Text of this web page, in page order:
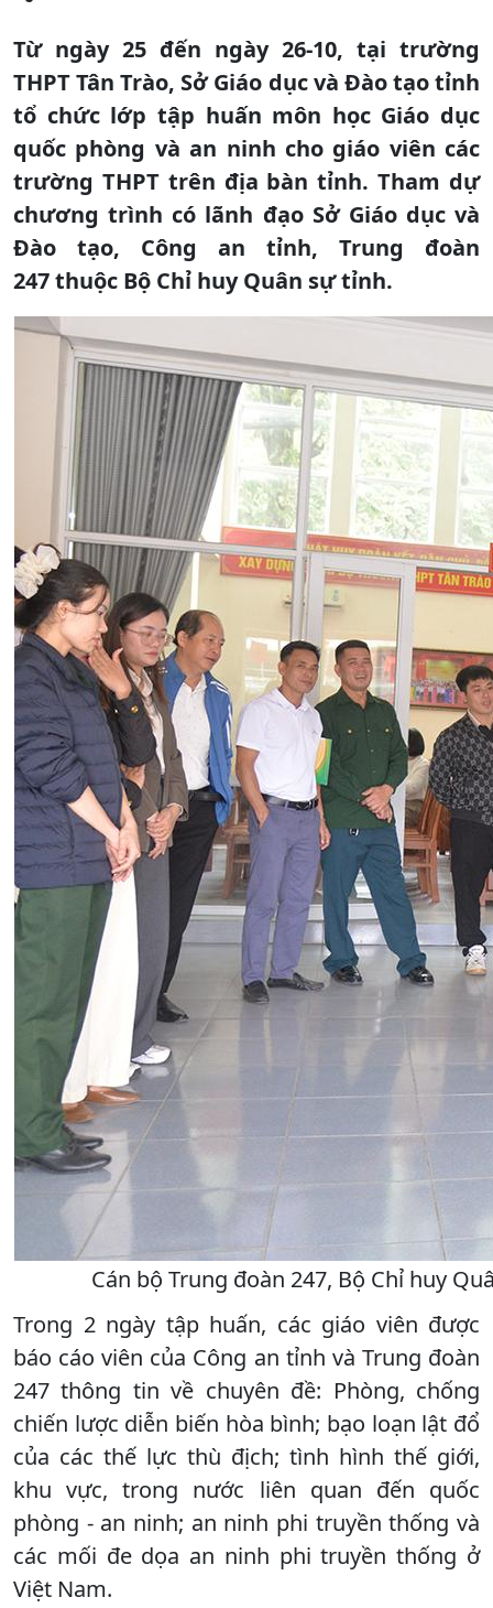
Từ ngày 25 đến ngày 26-10, tại trường
THPT Tân Trào, Sở Giáo dục và Đào tạo tỉnh
tổ chức lớp tập huấn môn học Giáo dục
quốc phòng và an ninh cho giáo viên các
trường THPT trên địa bàn tỉnh. Tham dự
chương trình có lãnh đạo Sở Giáo dục và
Đào tạo, Công an tỉnh, Trung đoàn
247 thuộc Bộ Chỉ huy Quân sự tỉnh.
Cán bộ Trung đoàn 247, Bộ Chỉ huy
Trong 2 ngày tập huấn, các giáo viên được
báo cáo viên của Công an tỉnh và Trung đoàn
247 thông tin về chuyên đề: Phòng, chống
chiến lược diễn biến hòa bình; bạo loạn lật đổ
của các thế lực thù địch; tình hình thế giới,
khu vực, trong nước liên quan đến quốc
phòng - an ninh; an ninh phi truyền thống và
các mối đe dọa an ninh phi truyền thống ở
Việt Nam.